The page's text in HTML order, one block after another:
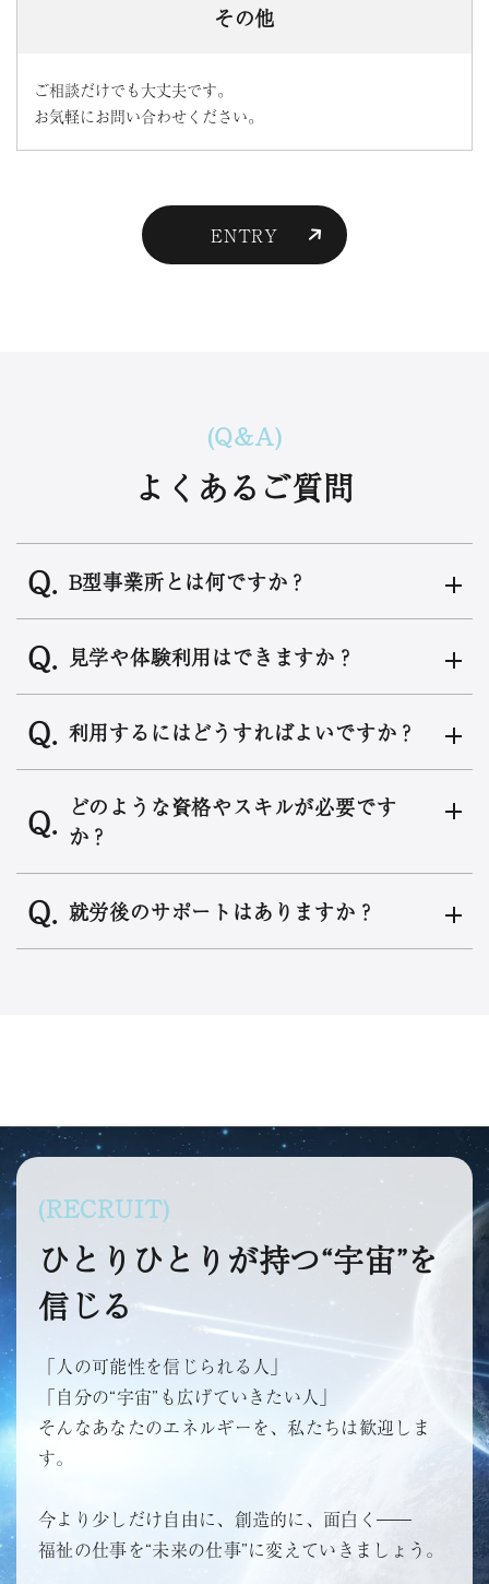
その他
ご相談だけでも大丈夫です。
お気軽にお問い合わせください。
ENTRY
(Q&A)
よくあるご質問
B型事業所とは何ですか？
見学や体験利用はできますか？
利用するにはどうすればよいですか？
どのような資格やスキルが必要です
か？
就労後のサポートはありますか？
(RECRUIT)
ひとりひとりが持つ“宇宙”を
信じる
「人の可能性を信じられる人」
「自分の“宇宙”も広げていきたい人」
そんなあなたのエネルギーを、私たちは歓迎しま
す。
今より少しだけ自由に、創造的に、面白く――
福祉の仕事を“未来の仕事”に変えていきましょう。